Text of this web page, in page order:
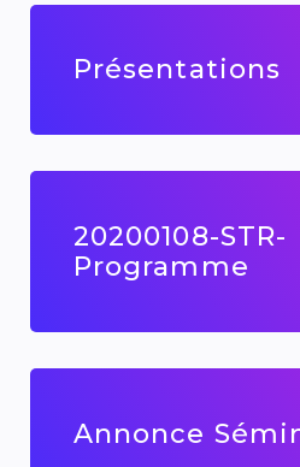
Présentations
20200108-STR-
Programme
Annonce